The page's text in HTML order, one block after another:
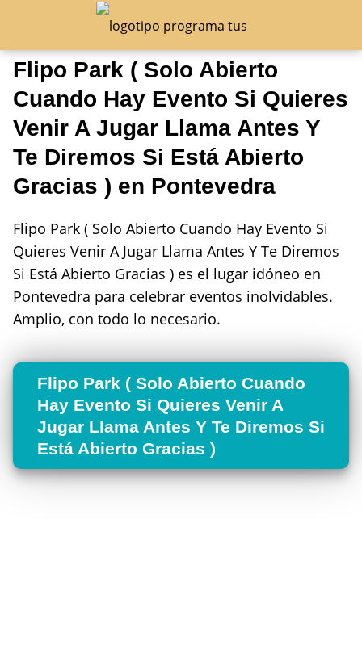
Flipo Park ( Solo Abierto
Cuando Hay Evento Si Quieres
Venir A Jugar Llama Antes Y
Te Diremos Si Está Abierto
Gracias ) en Pontevedra
Flipo Park ( Solo Abierto Cuando Hay Evento Si
Quieres Venir A Jugar Llama Antes Y Te Diremos
Si Está Abierto Gracias ) es el lugar idóneo en
Pontevedra para celebrar eventos inolvidables.
Amplio, con todo lo necesario.
Flipo Park ( Solo Abierto Cuando
Hay Evento Si Quieres Venir A
Jugar Llama Antes Y Te Diremos Si
Está Abierto Gracias )